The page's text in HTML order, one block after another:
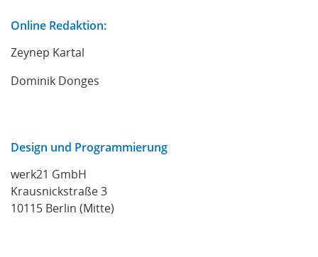
Online Redaktion:
Zeynep Kartal
Dominik Donges
Design und Programmierung
werk21 GmbH
Krausnickstraße 3
10115 Berlin (Mitte)